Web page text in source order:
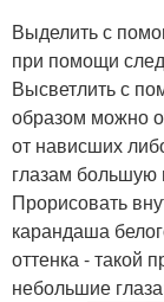
Выделить с
при помощи
Высветлить с
образом можно
от нависших
глазам большую
Прорисовать
карандаша
оттенка - такой
небольшие